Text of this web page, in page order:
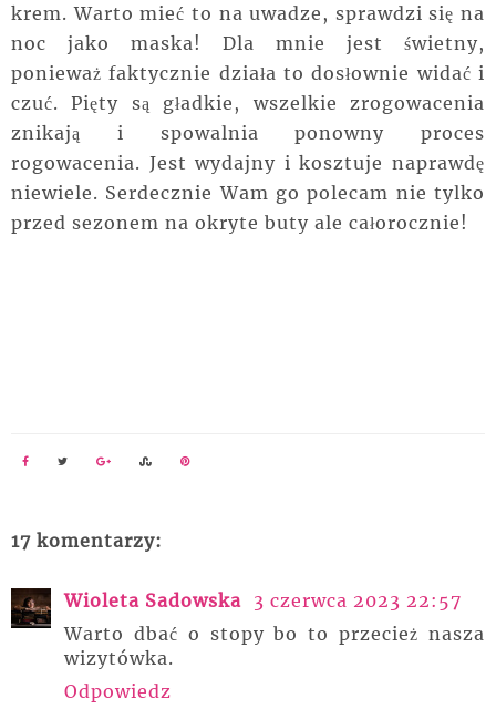
krem. Warto mieć to na uwadze, sprawdzi się na
noc jako maska! Dla mnie jest świetny,
ponieważ faktycznie działa to dosłownie widać i
czuć. Pięty są gładkie, wszelkie zrogowacenia
znikają i spowalnia ponowny proces
rogowacenia. Jest wydajny i kosztuje naprawdę
niewiele. Serdecznie Wam go polecam nie tylko
przed sezonem na okryte buty ale całorocznie!
17 komentarzy:
Wioleta Sadowska 3 czerwca 2023 22:57
Warto dbać o stopy bo to przecież nasza
wizytówka.
Odpowiedz